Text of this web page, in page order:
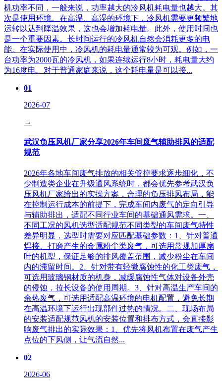
机功率不同，一般来说，功率越大的冷风机耗电量也越大。其
次是使用环境。在高温、高湿的环境下，冷风机需要更频繁地
运转以达到降温效果，这也会增加耗电量。此外，使用时间也
是一个重要因素。长时间运行的冷风机自然会消耗更多的电
能。在实际使用中，冷风机的耗电量通常较为可观。例如，一
台功率为2000瓦的冷风机，如果连续运行8小时，耗电量大约
为16度电。对于普通家庭来说，这个耗电量是可以接...
01
2026-07
→
武汉负压风机厂家分享2026年车间废气辅助排风的适配
规范
2026年各地车间废气排放的相关管控要求逐步细化，不
少制造类企业在升级通风系统时，都会优先参考武汉负
压风机厂家给出的实操方案，合理的负压排风布局，能
在控制运行成本的前提下，完成车间内废气的定向引导
与辅助排出，适配不同行业车间的基础通风需求。一、
不同工况的风机选型适配规范不同类型的车间废气特性
差异明显，选型时需要对应匹配基础参数：1、针对普通
焊接、打磨产生的金属粉尘类废气，可选用常规加厚扇
叶的机型，保证足够的排风覆盖范围，减少粉尘在车间
内的滞留时间。2、针对带有轻微腐蚀性的化工类废气，
可选用玻璃钢材质的机身，减缓腐蚀性气体对设备外壳
的侵蚀，拉长设备的使用周期。3、针对高温生产车间的
余热废气，可选用适配高温环境的电机配置，避免长期
在高温环境下运行出现部件过热的情况。二、现场布局
的安装适配规范风机的安装位置和排布方式，会直接影
响废气排出的实际效果：1、优先将风机布置在废气产生
点位的下风侧，让气流自然...
02
2026-06